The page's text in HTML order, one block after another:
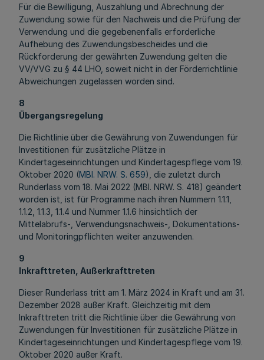
Für die Bewilligung, Auszahlung und Abrechnung der
Zuwendung sowie für den Nachweis und die Prüfung der
Verwendung und die gegebenenfalls erforderliche
Aufhebung des Zuwendungsbescheides und die
Rückforderung der gewährten Zuwendung gelten die
VV/VVG zu § 44 LHO, soweit nicht in der Förderrichtlinie
Abweichungen zugelassen worden sind.
8
Übergangsregelung
Die Richtlinie über die Gewährung von Zuwendungen für
Investitionen für zusätzliche Plätze in
Kindertageseinrichtungen und Kindertagespflege vom 19.
Oktober 2020 (MBl. NRW. S. 659), die zuletzt durch
Runderlass vom 18. Mai 2022 (MBl. NRW. S. 418) geändert
worden ist, ist für Programme nach ihren Nummern 1.1.1,
1.1.2, 1.1.3, 1.1.4 und Nummer 1.1.6 hinsichtlich der
Mittelabrufs-, Verwendungsnachweis-, Dokumentations-
und Monitoringpflichten weiter anzuwenden.
9
Inkrafttreten, Außerkrafttreten
Dieser Runderlass tritt am 1. März 2024 in Kraft und am 31.
Dezember 2028 außer Kraft. Gleichzeitig mit dem
Inkrafttreten tritt die Richtlinie über die Gewährung von
Zuwendungen für Investitionen für zusätzliche Plätze in
Kindertageseinrichtungen und Kindertagespflege vom 19.
Oktober 2020 außer Kraft.